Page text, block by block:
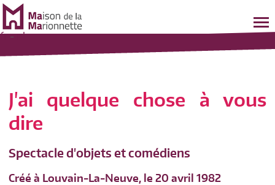
fr-nl
J'ai quelque chose à vous
dire
Spectacle d'objets et comédiens
Créé à Louvain-La-Neuve, le 20 avril 1982